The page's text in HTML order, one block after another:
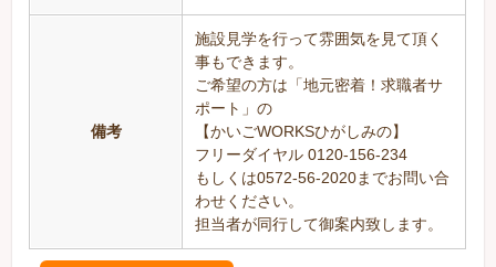
備考
施設見学を行って雰囲気を見て頂く
事もできます。
ご希望の方は「地元密着！求職者サ
ポート」の
【かいごWORKSひがしみの】
フリーダイヤル 0120-156-234
もしくは0572-56-2020までお問い合
わせください。
担当者が同行して御案内致します。